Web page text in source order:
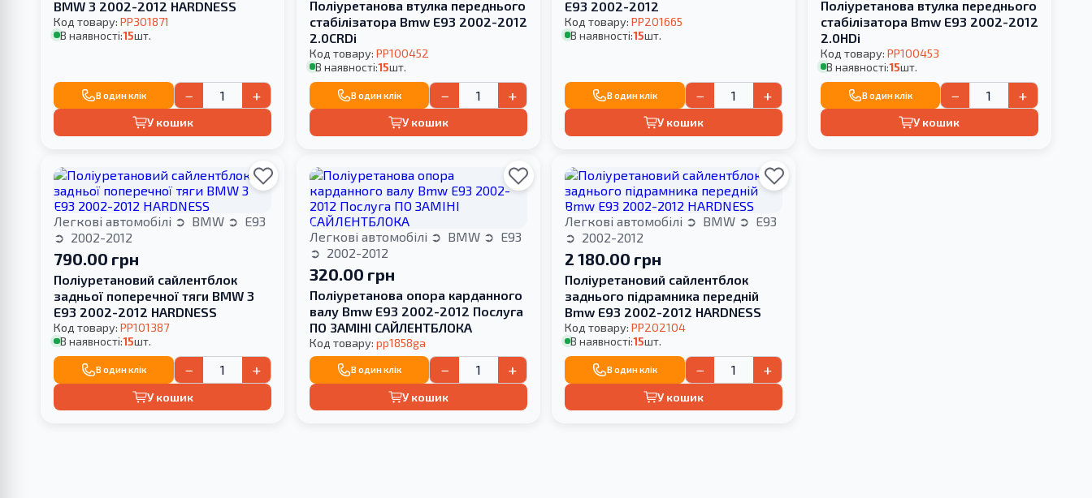
BMW 3 2002-2012 HARDNESS
Код товару:PP301871
В наявності:15шт.
В один клік − +
У кошик
Поліуретанова втулка переднього
стабілізатора Bmw E93 2002-2012
2.0CRDi
Код товару: PP100452
В наявності:15шт.
В один клік − +
У кошик
E93 2002-2012
Код товару:PP201665
В наявності:15шт.
В один клік − +
У кошик
Поліуретанова втулка переднього
стабілізатора Bmw E93 2002-2012
2.0HDi
Код товару: PP100453
В наявності:15шт.
В один клік − +
У кошик
Легкові автомобілі BMW
E93
2002-2012
790.00 грн
Поліуретановий сайлентблок
задньої поперечної тяги BMW 3
E93 2002-2012 HARDNESS
Код товару:PP101387
В наявності:15шт.
В один клік − +
У кошик
Легкові автомобілі BMW
E93
2002-2012
320.00 грн
Поліуретанова опора карданного
валу Bmw E93 2002-2012 Послуга
ПО ЗАМІНІ САЙЛЕНТБЛОКА
Код товару: pp1858ga
В один клік − +
У кошик
Легкові автомобілі BMW
E93
2002-2012
2 180.00 грн
Поліуретановий сайлентблок
заднього підрамника передній
Bmw E93 2002-2012 HARDNESS
Код товару:PP202104
В наявності:15шт.
В один клік − +
У кошик